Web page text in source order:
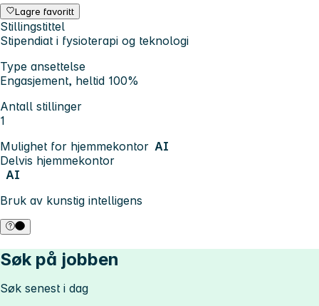
Lagre favoritt
Stillingstittel
Stipendiat i fysioterapi og teknologi
Type ansettelse
Engasjement, heltid 100%
Antall stillinger
1
Mulighet for hjemmekontor AI
Delvis hjemmekontor
AI
Bruk av kunstig intelligens
Søk på jobben
Søk senest i dag